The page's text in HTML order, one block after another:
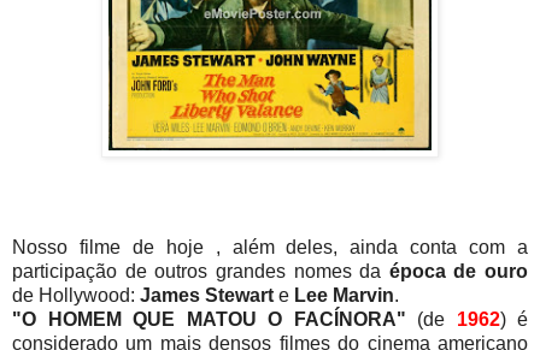
Nosso filme de hoje , além deles, ainda conta com a
participação de outros grandes nomes da época de ouro
de Hollywood: James Stewart e Lee Marvin.
"O HOMEM QUE MATOU O FACÍNORA" (de 1962) é
considerado um mais densos filmes do cinema americano